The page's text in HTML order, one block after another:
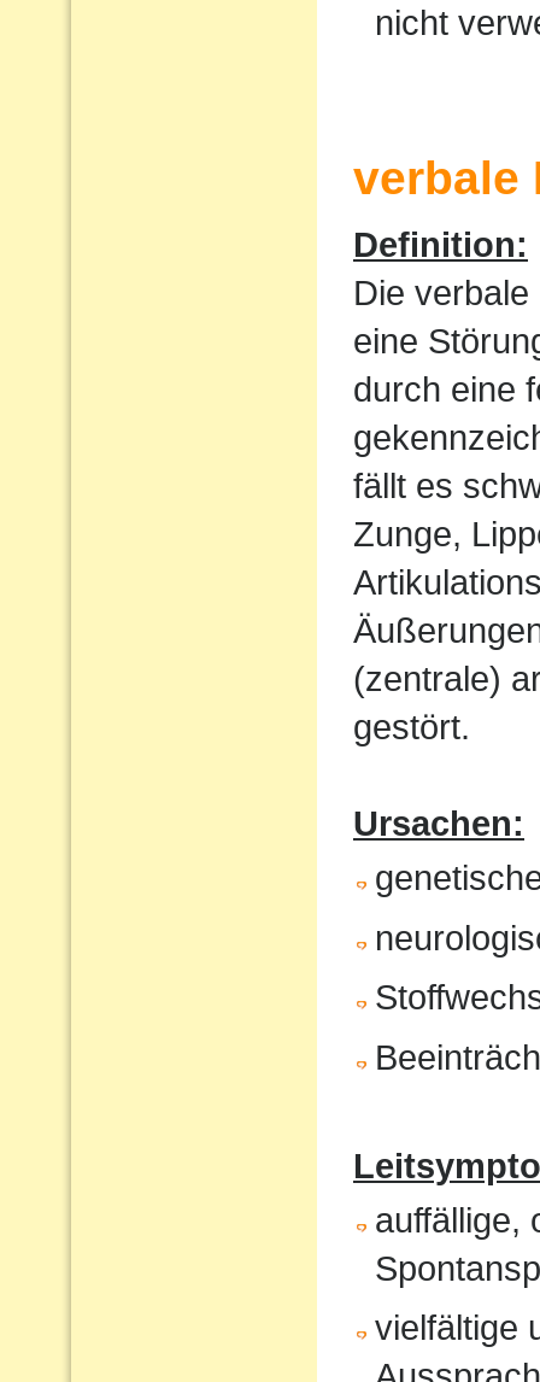
nicht
verbale
Definition:
Die
eine
durch eine
fällt es
Zunge,
(zentrale)
gestört.
Ursachen:
auffällige,
vielfältige